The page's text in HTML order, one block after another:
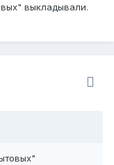
выкладывали.